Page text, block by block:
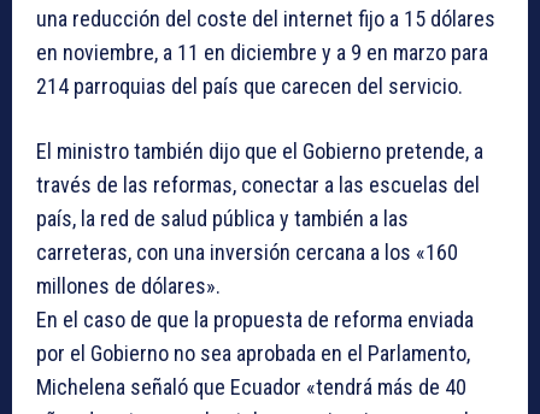
una reducción del coste del internet fijo a 15 dólares
en noviembre, a 11 en diciembre y a 9 en marzo para
214 parroquias del país que carecen del servicio.
El ministro también dijo que el Gobierno pretende, a
través de las reformas, conectar a las escuelas del
país, la red de salud pública y también a las
carreteras, con una inversión cercana a los «160
millones de dólares».
En el caso de que la propuesta de reforma enviada
por el Gobierno no sea aprobada en el Parlamento,
Michelena señaló que Ecuador «tendrá más de 40